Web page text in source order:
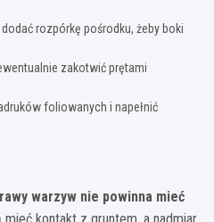
dodać rozpórkę pośrodku, żeby boki
zakotwić prętami
foliowanych i napełnić
warzyw nie powinna mieć